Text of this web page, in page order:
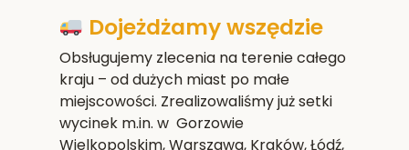
Dojeżdżamy wszędzie
Obsługujemy zlecenia na terenie całego
kraju – od dużych miast po małe
miejscowości. Zrealizowaliśmy już setki
wycinek m.in. w Gorzowie
Wielkopolskim,Warszawa, Kraków, Łódź,